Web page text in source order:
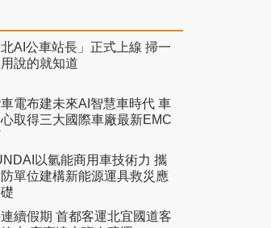
北AI公車站長」正式上線 掃一
說的就知道
電布建未來AI智慧車時代 車
取得三大國際車廠最新EMC
以氫能商用車技術力 攜
單位建構新能源運具救災應
續假期 首都客運北宜國道客